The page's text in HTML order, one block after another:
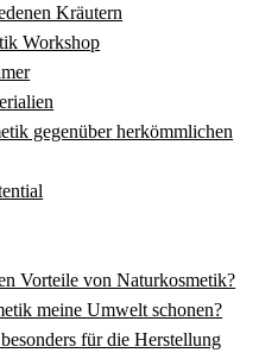
Kräutern
Workshop
gegenüber herkömmlichen
Vorteile von Naturkosmetik?
meine Umwelt schonen?
für die Herstellung